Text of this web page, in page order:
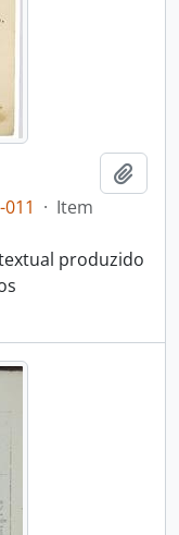
011 · Item
produzido